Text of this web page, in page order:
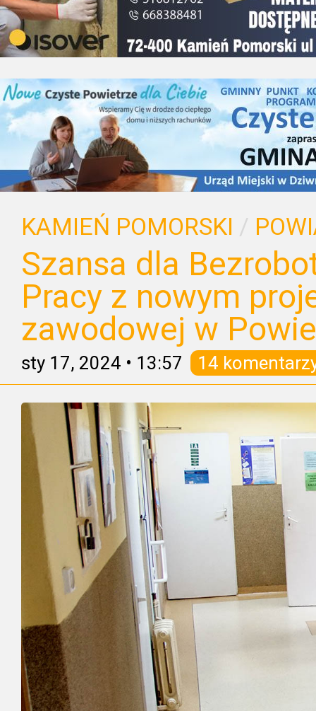
KAMIEŃ POMORSKI /
Szansa dla
Pracy z nowym
zawodowej w
sty 17, 2024 • 13:57 14